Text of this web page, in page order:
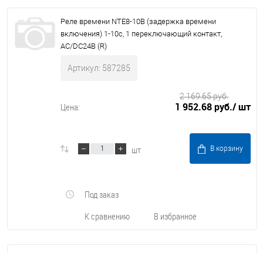
Реле времени NTE8-10B (задержка времени
включения) 1-10с, 1 переключающий контакт,
AC/DC24В (R)
Артикул: 587285
Цена: 1 952.68 руб./ шт
2 169.65 руб.
шт В корзину
К сравнению В избранное
Под заказ